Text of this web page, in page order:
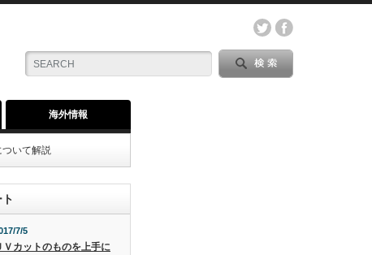
海外情報
ついて解説
7/5
Ｖカットのものを上手に